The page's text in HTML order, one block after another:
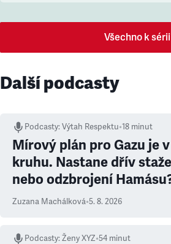
Všechno k sérii
Další podcasty
Podcasty:Výtah Respektu•18 minut
Mírový plán pro Gazu je
kruhu. Nastane dřív
nebo odzbrojení
Zuzana Machálková•5. 8. 2026
Podcasty:Ženy XYZ•54 minut